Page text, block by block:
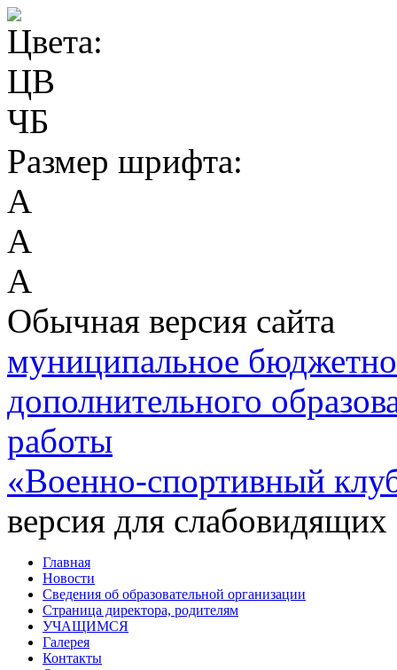
Цвета:
ЦВ
ЧБ
Размер шрифта:
А
А
А
Обычная версия сайта
муниципальное
дополнительного
работы
«Военно-спортивный
версия для слабовидящих
Главная
Новости
Сведения об образовательной организации
Страница директора, родителям
УЧАЩИМСЯ
Галерея
Контакты